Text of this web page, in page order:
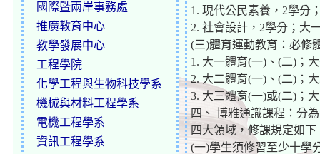
國際暨兩岸事務處
推廣教育中心
教學發展中心
工程學院
化學工程與生物科技學系
機械與材料工程學系
電機工程學系
資訊工程學系
1. 現代公民素養，2學分
2. 社會設計，2學分；大
(三)體育運動教育：必修
1. 大一體育(一)、(二)；
2. 大二體育(一)、(二)；
3. 大三體育(一)或(二)；
四、 博雅通識課程：分
四大領域，修課規定如下
(一)學生須修習至少十學